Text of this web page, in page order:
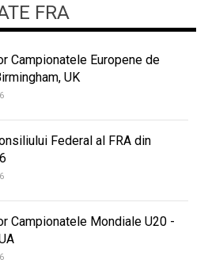
FRA
Campionatele Europene de
UK
Federal al FRA din
Campionatele Mondiale U20 -